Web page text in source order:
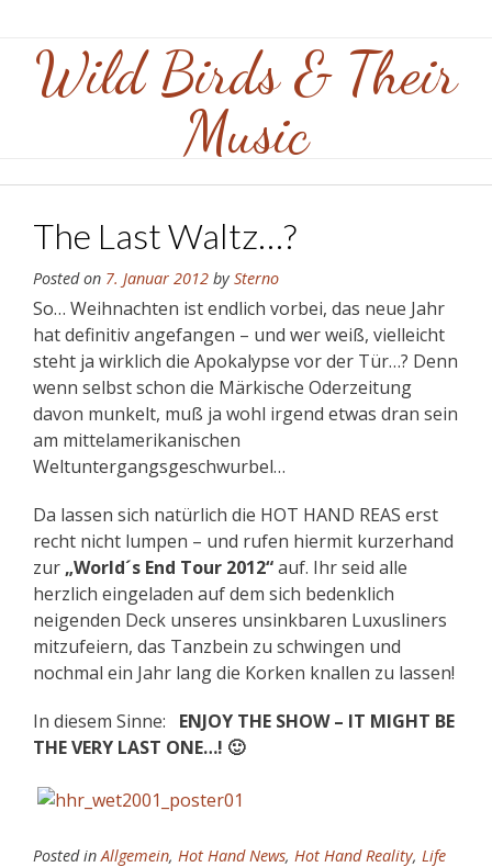
contentWild Birds & Their
Music
The Last Waltz…?
Posted on 7. Januar 2012 by Sterno
So… Weihnachten ist endlich vorbei, das neue Jahr
hat definitiv angefangen – und wer weiß, vielleicht
steht ja wirklich die Apokalypse vor der Tür…? Denn
wenn selbst schon die Märkische Oderzeitung
davon munkelt, muß ja wohl irgend etwas dran sein
am mittelamerikanischen
Weltuntergangsgeschwurbel…
Da lassen sich natürlich die HOT HAND REAS erst
recht nicht lumpen – und rufen hiermit kurzerhand
zur „World´s End Tour 2012“auf. Ihr seid alle
herzlich eingeladen auf dem sich bedenklich
neigenden Deck unseres unsinkbaren Luxusliners
mitzufeiern, das Tanzbein zu schwingen und
nochmal ein Jahr lang die Korken knallen zu lassen!
In diesem Sinne:
ENJOY THE SHOW – IT MIGHT BE
THE VERY LAST ONE…! 🙂
Posted inAllgemein, Hot Hand News, Hot Hand Reality, Life